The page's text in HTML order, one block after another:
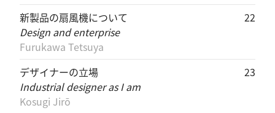
新製品の扇風機について
Design and enterprise
Furukawa Tetsuya
22
デザイナーの立場
Industrial designer as I am
Kosugi Jirō
23